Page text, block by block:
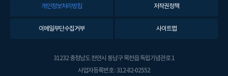
개인정보처리방침 저작권정책
이메일무단수집거부 사이트맵
31232 충청남도 천안시 동남구 목천읍 독립기념관로 1
사업자등록번호 : 312-82-02552